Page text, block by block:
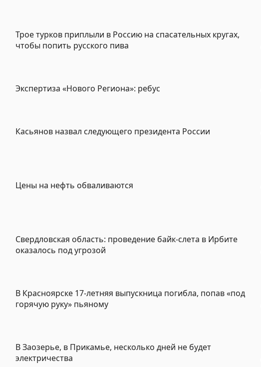
Трое турков приплыли в Россию на спасательных кругах,
чтобы попить русского пива
Экспертиза «Нового Региона»: ребус
Касьянов назвал следующего президента России
Цены на нефть обваливаются
Свердловская область: проведение байк-слета в Ирбите
оказалось под угрозой
В Красноярске 17-летняя выпускница погибла, попав «под
горячую руку» пьяному
В Заозерье, в Прикамье, несколько дней не будет
электричества